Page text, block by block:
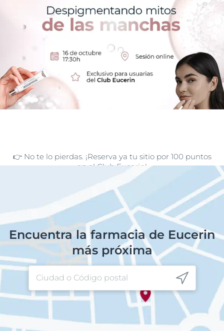
👉 No te lo pierdas. ¡Reserva ya tu sitio por 100 puntos
en el Club Eucerin!
Encuentra la farmacia de Eucerin
más próxima